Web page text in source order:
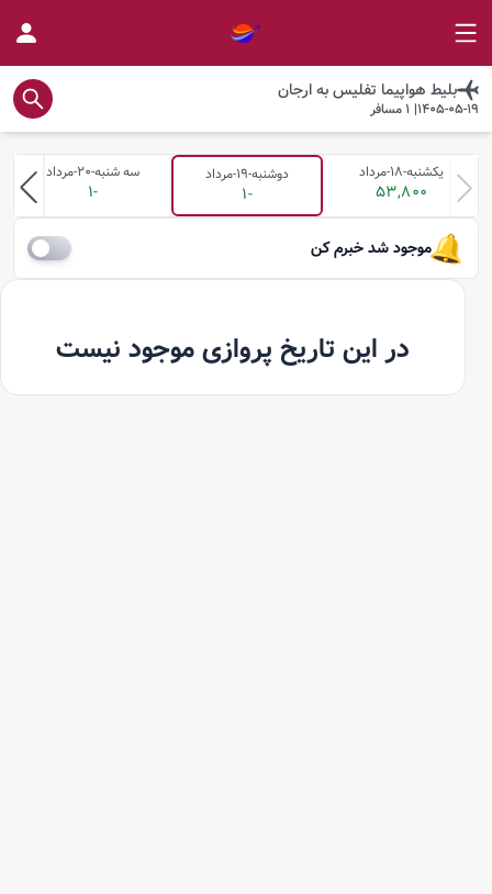
بلیط هواپیما تفلیسبهارجان
1405-05-19
|
1مسافر
یکشنبه-18-مرداد
53,800
دوشنبه-19-مرداد
-1
سه شنبه-20-مرداد
-1
موجود شد خبرم کن
در این تاریخ پروازی موجود نیست